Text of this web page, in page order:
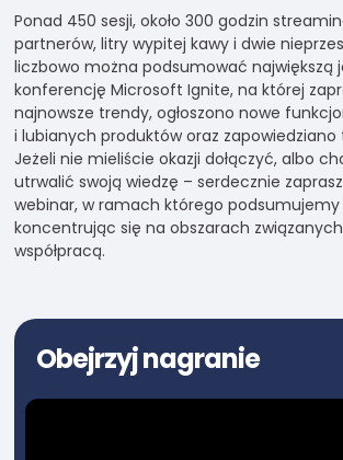
Ponad 450 sesji, około 300 godzin
partnerów, litry wypitej kawy i dwie
liczbowo można podsumować największą
konferencję Microsoft Ignite, na której
najnowsze trendy, ogłoszono nowe
i lubianych produktów oraz zapowiedziano
Jeżeli nie mieliście okazji dołączyć, albo
utrwalić swoją wiedzę – serdecznie
webinar, w ramach którego
koncentrując się na obszarach
współpracą.
Obejrzyj nagranie
ze strony
swoje
podczas